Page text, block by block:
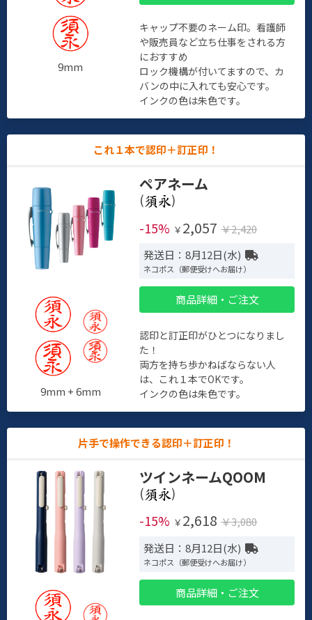
9mm
キャップ不要のネーム印。看護師
や販売員など立ち仕事をされる方
におすすめ
ロック機構が付いてますので、カ
バンの中に入れても安心です。
インクの色は朱色です。
これ１本で認印＋訂正印！
9mm + 6mm
ペアネーム
(
)
-15% ￥ 2,057 ￥2,420
発送日：8月12日(水)
ネコポス（郵便受けへお届け）
商品詳細・ご注文
認印と訂正印がひとつになりまし
た！
両方を持ち歩かねばならない人
は、これ１本でOKです。
インクの色は朱色です。
片手で操作できる認印＋訂正印！
ツインネームQOOM
(
)
-15% ￥ 2,618 ￥3,080
発送日：8月12日(水)
ネコポス（郵便受けへお届け）
商品詳細・ご注文